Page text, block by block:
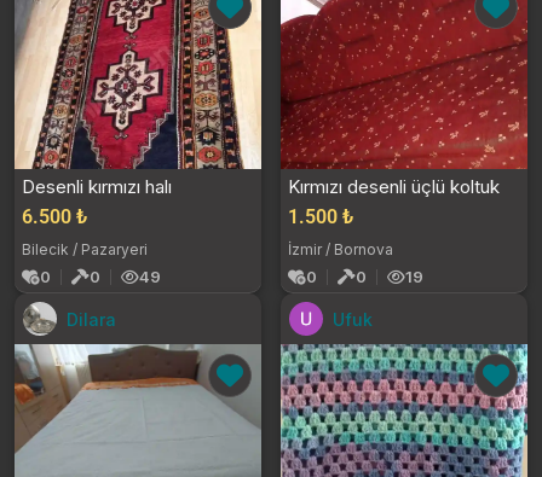
Desenli kırmızı halı
6.500 ₺
Bilecik / Pazaryeri
0 0 49
Kırmızı desenli üçlü koltuk
1.500 ₺
İzmir / Bornova
0 0 19
Dilara Ufuk